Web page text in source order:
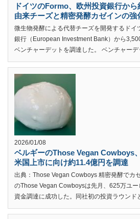
ドイツのFormo、欧州投資銀行か
由来チーズと精密発酵カゼインの強
微生物発酵による代替チーズを開発するドイ
銀行（European Investment Bank）から
ベンチャーデットを調達した。 ベンチャーデ
2026/01/08
ベルギーのThose Vegan Cowboys
米国上市に向け約11.4億円を調達
出典：Those Vegan Cowboys 精密発酵でカ
のThose Vegan Cowboysは先月、625万ユ
資金調達に成功した。同社初の投資ラウンド